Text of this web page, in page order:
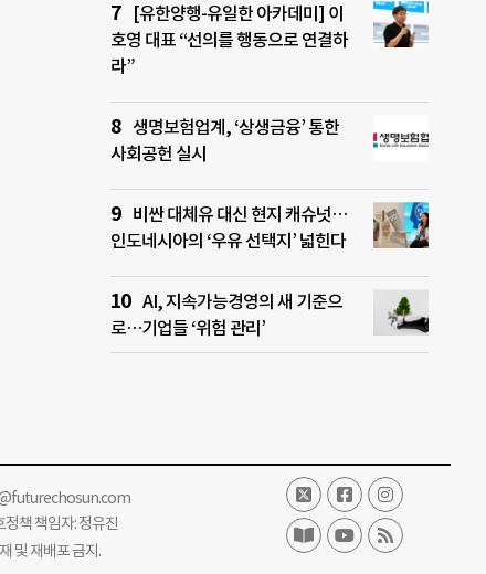
[유한양행-유일한 아카데미] 이
호영 대표 “선의를 행동으로 연결하
라”
생명보험업계, ‘상생금융’ 통한
사회공헌 실시
비싼 대체유 대신 현지 캐슈넛…
인도네시아의 ‘우유 선택지’ 넓힌다
AI, 지속가능경영의 새 기준으
로…기업들 ‘위험 관리’
책 책임자: 정유진
및 재배포 금지.